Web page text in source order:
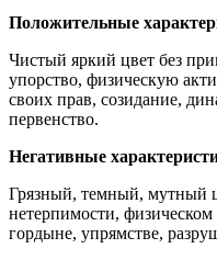
Положительные
Чистый яркий цвет без
упорство, физическую
своих прав, созидание,
первенство.
Негативные
Грязный, темный, мутный
нетерпимости,
гордыне, упрямстве,